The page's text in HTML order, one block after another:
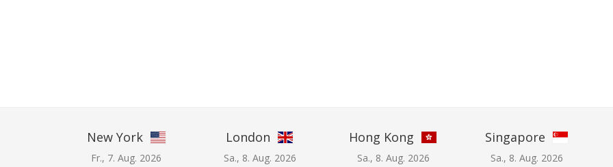
New York
Fr., 7. Aug. 2026
London
Sa., 8. Aug. 2026
Hong Kong
Sa., 8. Aug. 2026
Singapore
Sa., 8. Aug. 2026